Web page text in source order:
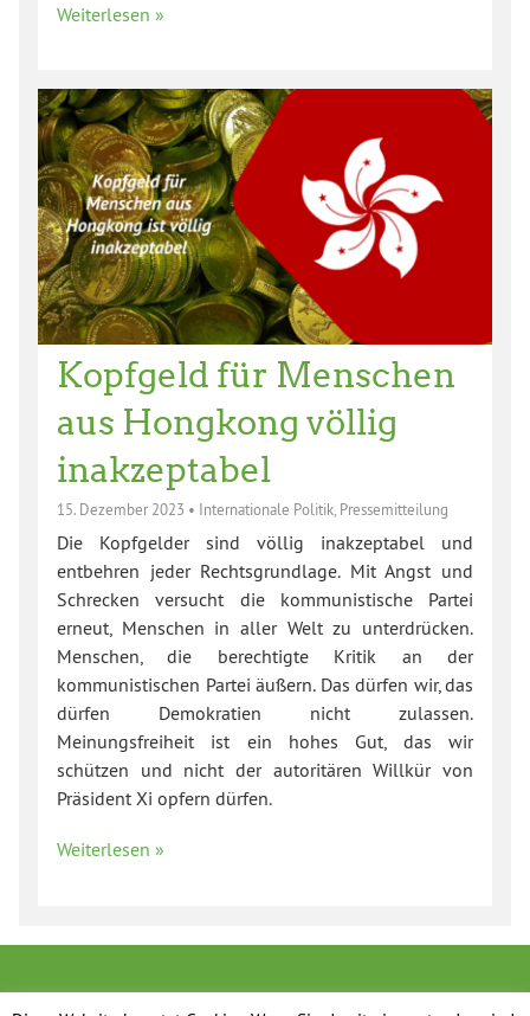
Weiterlesen »
Kopfgeld für Menschen
aus Hongkong völlig
inakzeptabel
15. Dezember 2023 • Internationale Politik Pressemitteilung
Die Kopfgelder sind völlig inakzeptabel und
entbehren jeder Rechtsgrundlage. Mit Angst und
Schrecken versucht die kommunistische Partei
erneut, Menschen in aller Welt zu unterdrücken.
Menschen, die berechtigte Kritik an der
kommunistischen Partei äußern. Das dürfen wir, das
dürfen Demokratien nicht zulassen.
Meinungsfreiheit ist ein hohes Gut, das wir
schützen und nicht der autoritären Willkür von
Präsident Xi opfern dürfen.
Weiterlesen »